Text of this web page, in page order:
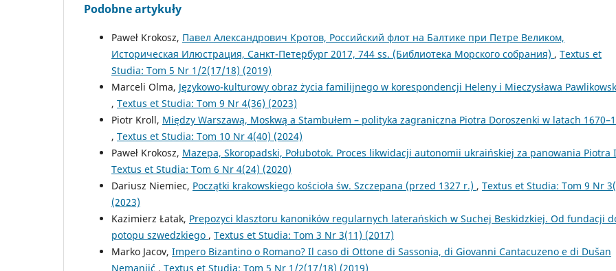
Podobne artykuły
Paweł Krokosz, Павел Александрович Кротов, Российский флот на Балтике при Петре Великом,
Историческая Илюстрация, Санкт-Петербург 2017, 744 ss. (Библиотека Морского собрания) , Textus et
Studia: Tom 5 Nr 1/2(17/18) (2019)
Marceli Olma, Językowo-kulturowy obraz życia familijnego w korespondencji Heleny i Mieczysława
, Textus et Studia: Tom 9 Nr 4(36) (2023)
Piotr Kroll, Między Warszawą, Moskwą a Stambułem – polityka zagraniczna Piotra Doroszenki w latach
, Textus et Studia: Tom 10 Nr 4(40) (2024)
Paweł Krokosz, Mazepa, Skoropadski, Połubotok. Proces likwidacji autonomii ukraińskiej za panowania Piotra I
Textus et Studia: Tom 6 Nr 4(24) (2020)
Dariusz Niemiec, Początki krakowskiego kościoła św. Szczepana (przed 1327 r.) , Textus et Studia: Tom 9 Nr
(2023)
Kazimierz Łatak, Prepozyci klasztoru kanoników regularnych laterańskich w Suchej Beskidzkiej. Od fundacji
potopu szwedzkiego , Textus et Studia: Tom 3 Nr 3(11) (2017)
Marko Jacov, Impero Bizantino o Romano? Il caso di Ottone di Sassonia, di Giovanni Cantacuzeno e di Dušan
Nemanjić , Textus et Studia: Tom 5 Nr 1/2(17/18) (2019)